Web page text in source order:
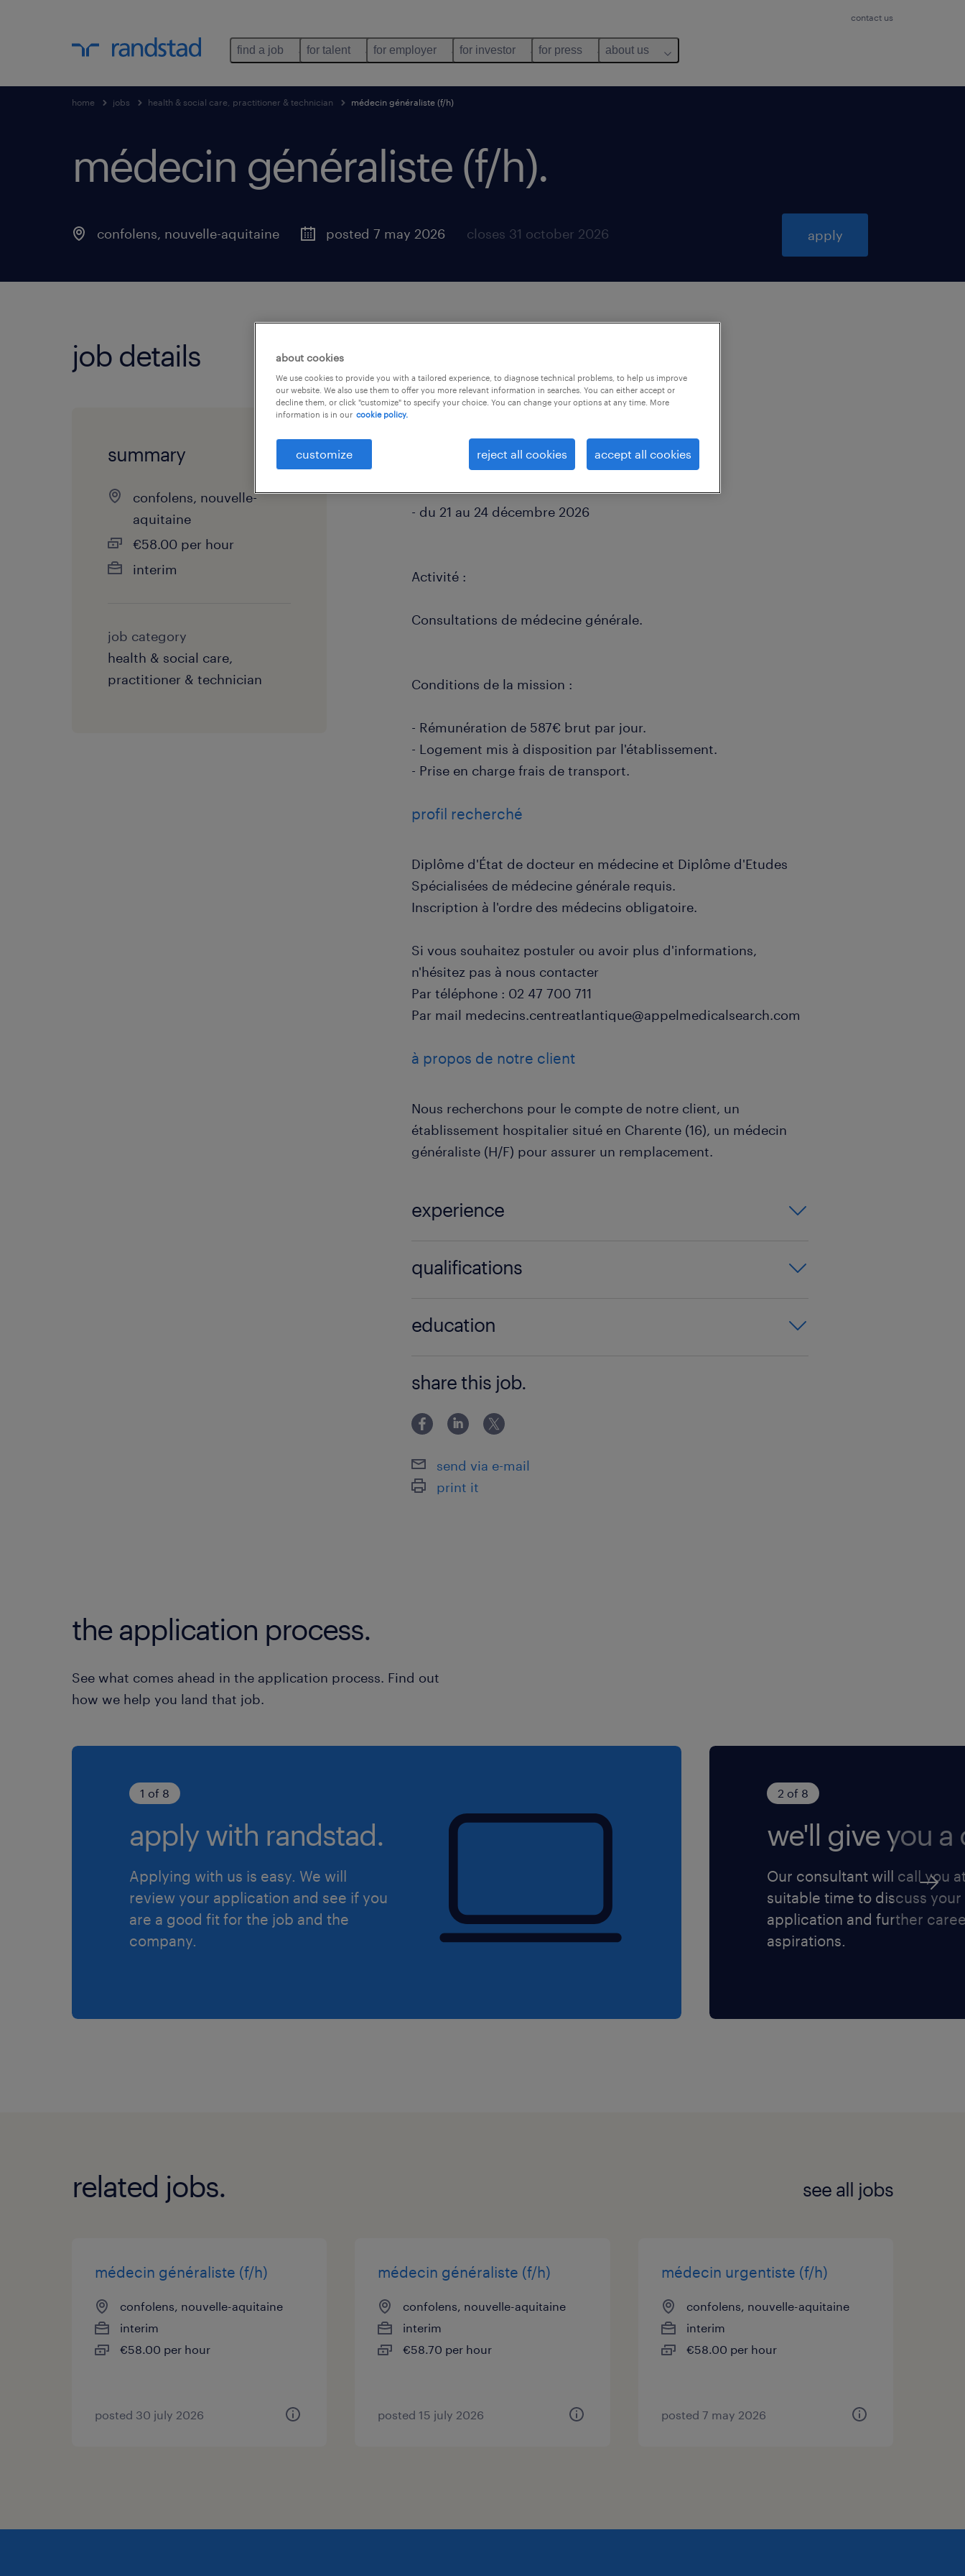
contact us
find a job for talent for employer for investor for press about us
home jobs health & social care, practitioner & technician médecin généraliste (f/h)
médecin généraliste (f/h).
confolens, nouvelle-aquitaine posted 7 may 2026 closes 31 october 2026 apply
job details
summary
confolens, nouvelle-
aquitaine
€58.00 per hour
interim
job category
health & social care,
practitioner & technician
La mission se déroulera aux dates suivantes :
- du 21 au 24 décembre 2026
Activité :
Consultations de médecine générale.
Conditions de la mission :
- Rémunération de 587€ brut par jour.
- Logement mis à disposition par l'établissement.
- Prise en charge frais de transport.
profil recherché
Diplôme d'État de docteur en médecine et Diplôme d'Etudes
Spécialisées de médecine générale requis.
Inscription à l'ordre des médecins obligatoire.
Si vous souhaitez postuler ou avoir plus d'informations,
n'hésitez pas à nous contacter
Par téléphone : 02 47 700 711
Par mail medecins.centreatlantique@appelmedicalsearch.com
à propos de notre client
Nous recherchons pour le compte de notre client, un
établissement hospitalier situé en Charente (16), un médecin
généraliste (H/F) pour assurer un remplacement.
experience
qualifications
education
share this job.
send via e-mail
print it
the application process.
See what comes ahead in the application process. Find out
how we help you land that job.
1 of 8
apply with randstad.
Applying with us is easy. We will
review your application and see if you
are a good fit for the job and the
company.
2 of 8
we'll give you a
Our consultant will call you
suitable time to discuss your
application and further
aspirations.
related jobs. see all jobs
médecin généraliste (f/h)
confolens, nouvelle-aquitaine
interim
€58.00 per hour
posted 30 july 2026
médecin généraliste (f/h)
confolens, nouvelle-aquitaine
interim
€58.70 per hour
posted 15 july 2026
médecin urgentiste (f/h)
confolens, nouvelle-aquitaine
interim
€58.00 per hour
posted 7 may 2026
about cookies
We use cookies to provide you with a tailored experience, to diagnose technical problems, to help us improve
our website. We also use them to offer you more relevant information in searches. You can either accept or
decline them, or click "customize" to specify your choice. You can change your options at any time. More
information is in our cookie policy.
customize reject all cookies accept all cookies